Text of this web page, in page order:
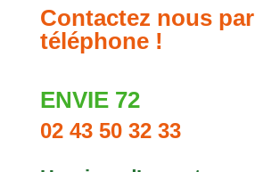
Contactez nous par
téléphone !
ENVIE 72
02 43 50 32 33